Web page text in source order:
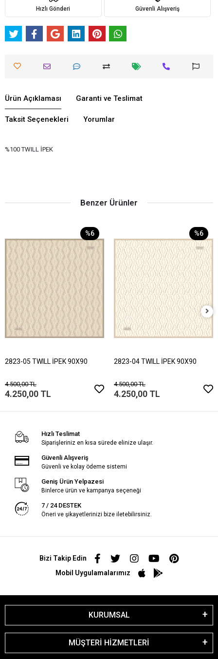
Hızlı Gönderi Güvenli Alışveriş
Ürün Açıklaması Garanti ve Teslimat
Taksit Seçenekleri Yorumlar
%100 TWILL İPEK
Benzer Ürünler
%6
2823-05 TWILL İPEK 90X90
4.500,00 TL
4.250,00 TL
%6
2823-04 TWILL İPEK 90X90
4.500,00 TL
4.250,00 TL
Hızlı Teslimat
Siparişleriniz en kısa sürede elinize ulaşır.
Güvenli Alışveriş
Güvenli ve kolay ödeme sistemi
Geniş Ürün Yelpazesi
Binlerce ürün ve kampanya seçeneği
7 / 24 DESTEK
Öneri ve şikayetlerinizi bize iletebilirsiniz.
Bizi Takip Edin
Mobil Uygulamalarımız
KURUMSAL
MÜŞTERİ HİZMETLERİ